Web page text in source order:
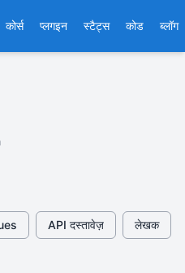
कोर्स प्लगइन स्टैट्स कोड ब्लॉग
API दस्तावेज़ लेखक